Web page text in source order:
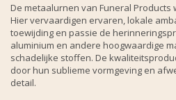
De metaalurnen van Funeral
Hier vervaardigen ervaren, lokale
toewijding en passie de
aluminium en andere hoogwaardige
schadelijke stoffen. De
door hun sublieme vormgeving en
detail.